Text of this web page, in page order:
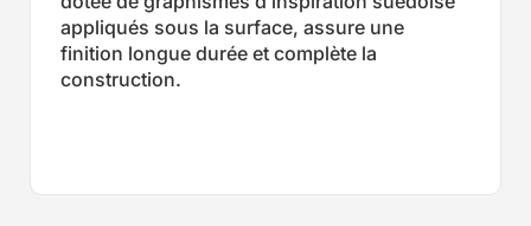
appliqués sous la surface, assure une
finition longue durée et complète la
construction.